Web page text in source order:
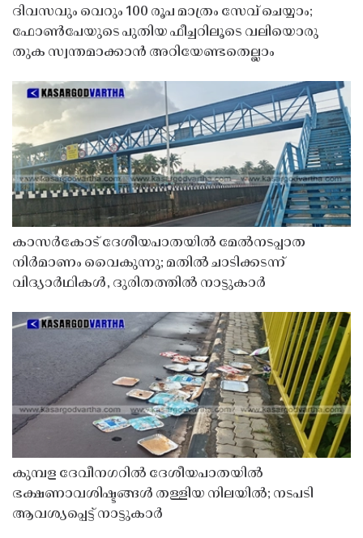
ദിവസവും വെറും 100 രൂപ മാത്രം സേവ് ചെയ്യാം;
ഫോൺപേയുടെ പുതിയ ഫീച്ചറിലൂടെ വലിയൊരു
തുക സ്വന്തമാക്കാൻ അറിയേണ്ടതെല്ലാം
കാസർകോട് ദേശീയപാതയിൽ മേൽനടപ്പാത
നിർമാണം വൈകുന്നു; മതിൽ ചാടിക്കടന്ന്
വിദ്യാർഥികൾ, ദുരിതത്തിൽ നാട്ടുകാർ
കുമ്പള ദേവീനഗറിൽ ദേശീയപാതയിൽ
ഭക്ഷണാവശിഷ്ടങ്ങൾ തള്ളിയ നിലയിൽ; നടപടി
ആവശ്യപ്പെട്ട് നാട്ടുകാർ